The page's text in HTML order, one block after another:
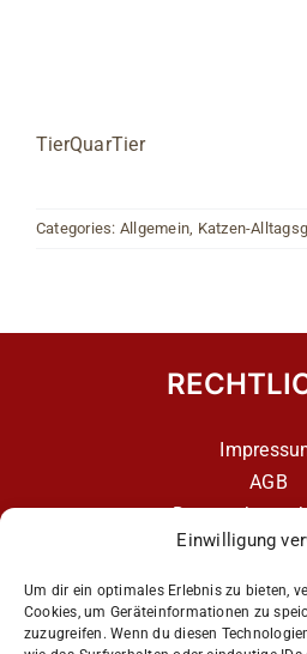
Einwilligung
Um dir ein optimales Erlebnis zu bieten,
Cookies, um Geräteinformationen zu
zuzugreifen. Wenn du diesen
TierQuarTier
Categories: Allgemein Katzen-
AGB
Datenschutzerklärung –
App